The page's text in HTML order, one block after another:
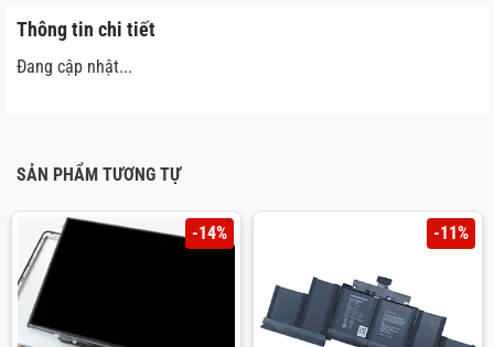
Việc sử dụng loa ở mức âm lượng cao trong
thời gian dài có thể gây áp lực lên màng loa,
dẫn đến rách hoặc hỏng.
Thông tin chi tiết
Đang cập nhật...
SẢN PHẨM TƯƠNG TỰ
-14% -11%